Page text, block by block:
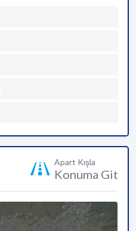
Apart Kışla
Konuma Git